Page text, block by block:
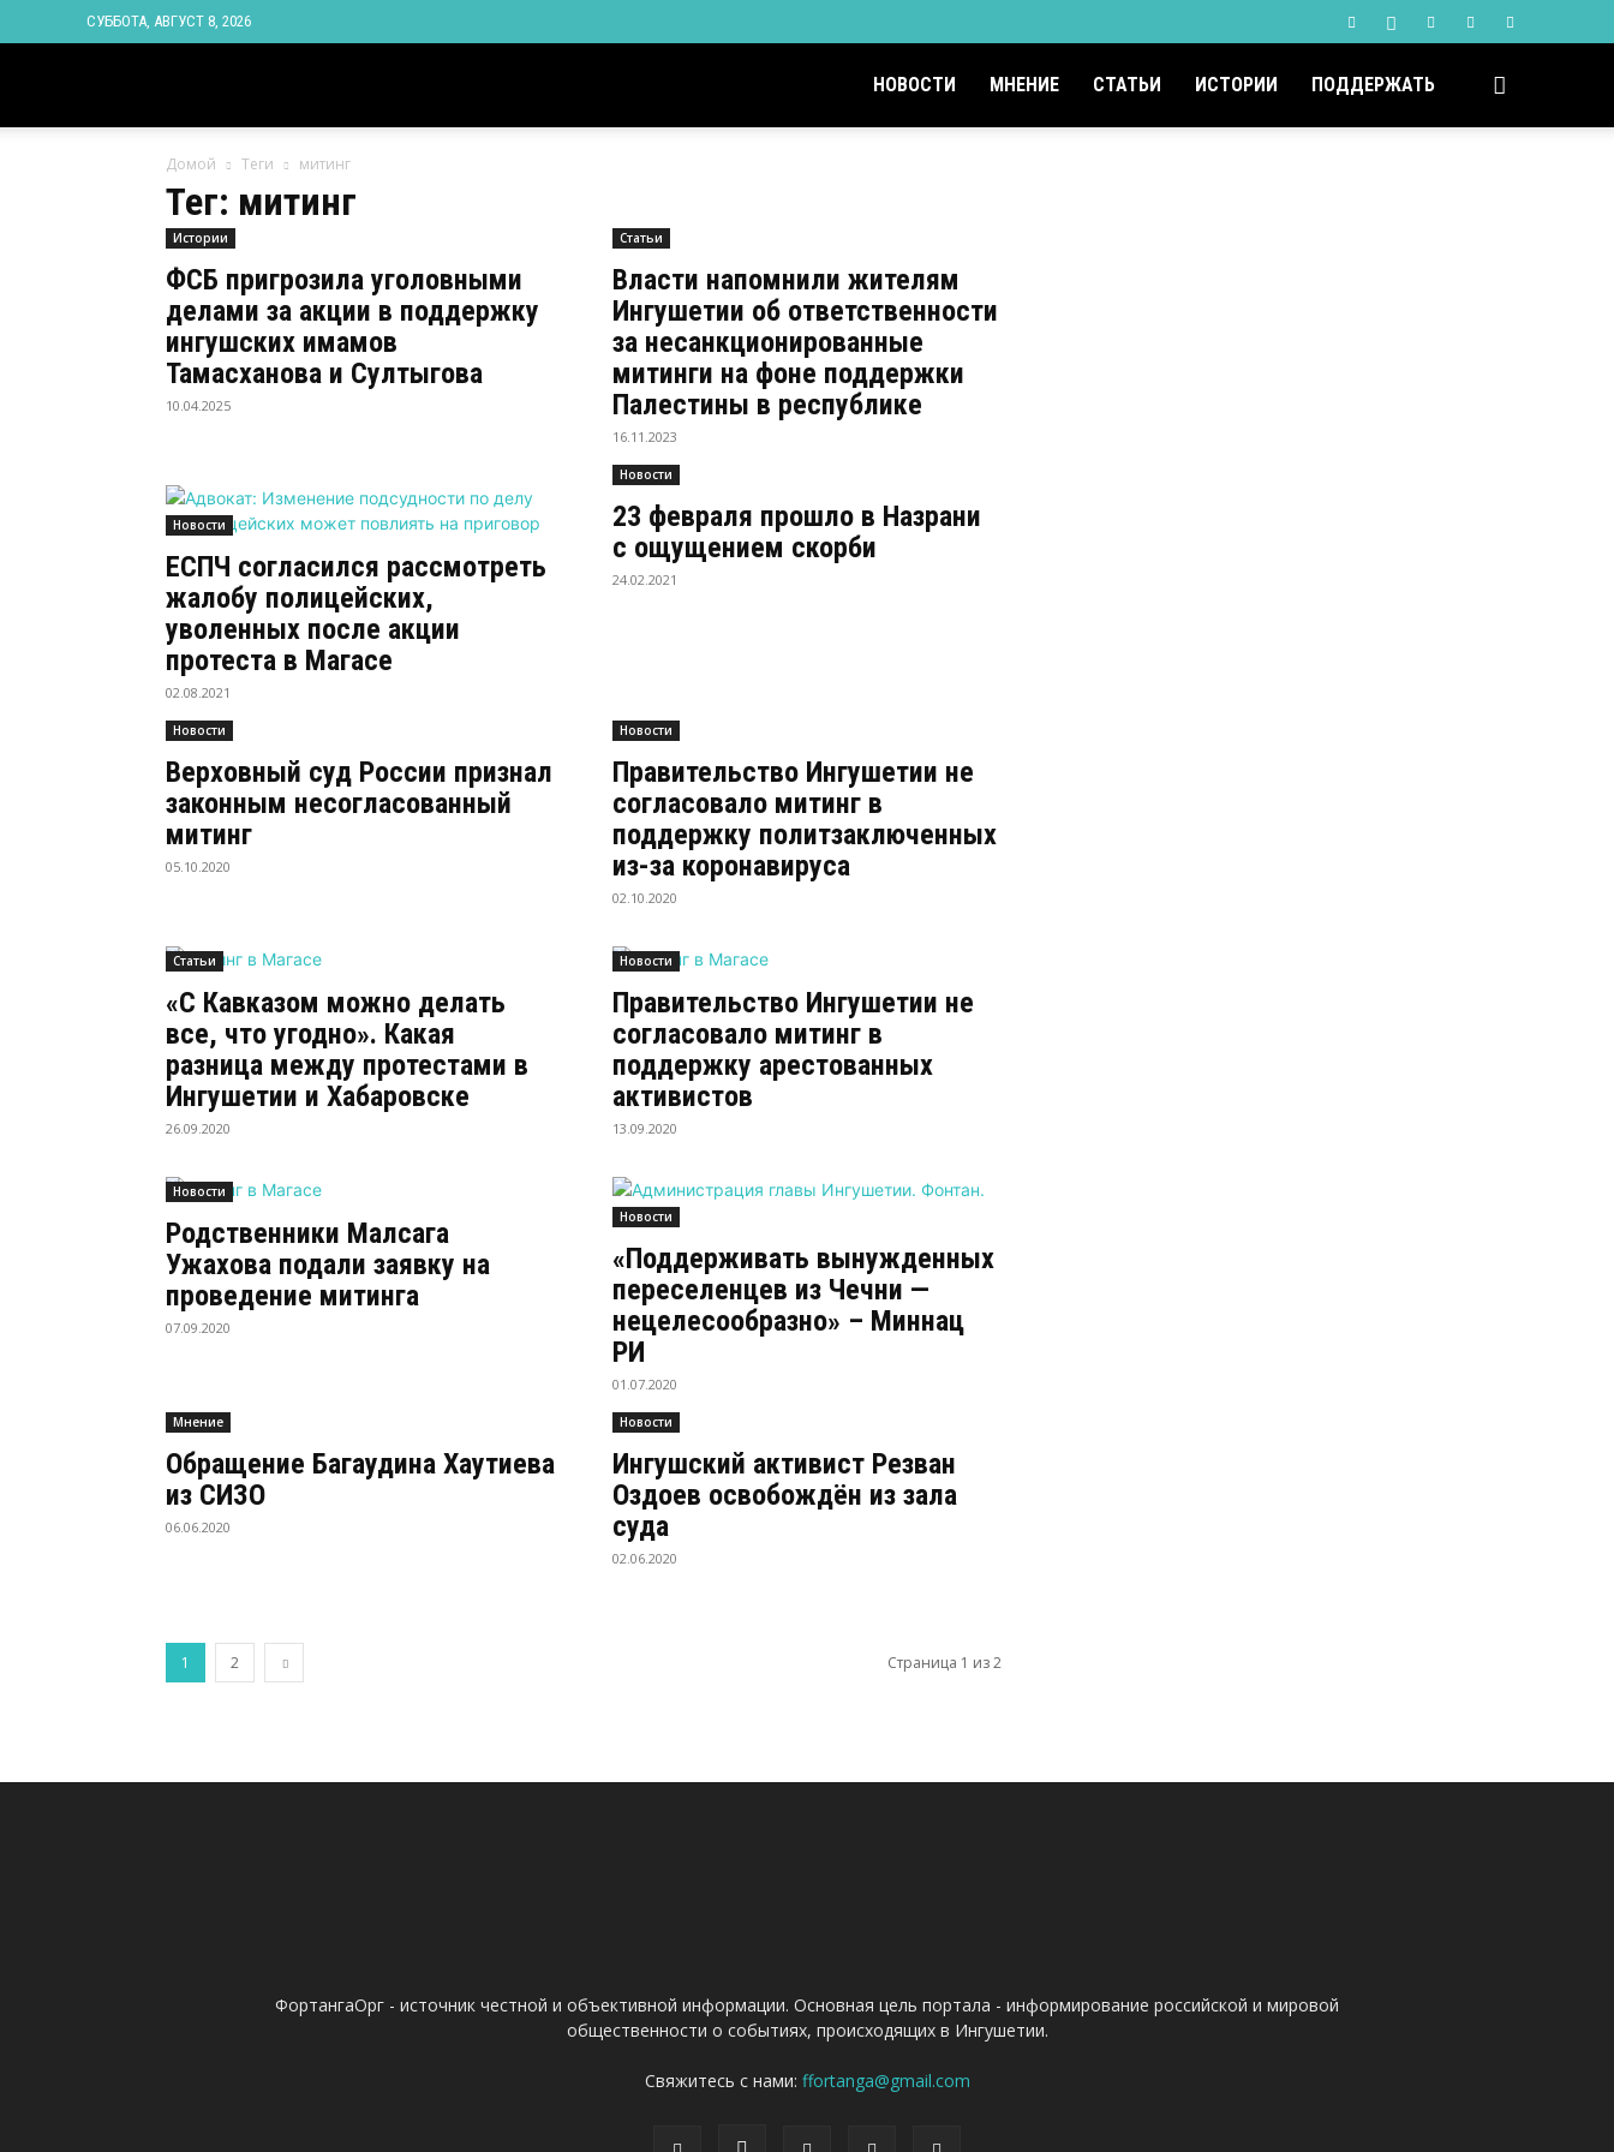
СУББОТА, АВГУСТ 8, 2026
Ингушетии
НОВОСТИ МНЕНИЕ СТАТЬИ ИСТОРИИ ПОДДЕРЖАТЬ
Домой Теги митинг
Тег: митинг
Истории
ФСБ пригрозила уголовными
делами за акции в поддержку
ингушских имамов
Тамасханова и Султыгова
10.04.2025
Статьи
Власти напомнили жителям
Ингушетии об ответственности
за несанкционированные
митинги на фоне поддержки
Палестины в республике
16.11.2023
Новости
ЕСПЧ согласился рассмотреть
жалобу полицейских,
уволенных после акции
протеста в Магасе
02.08.2021
Новости
23 февраля прошло в Назрани
с ощущением скорби
24.02.2021
Новости
Верховный суд России признал
законным несогласованный
митинг
05.10.2020
Новости
Правительство Ингушетии не
согласовало митинг в
поддержку политзаключенных
из-за коронавируса
02.10.2020
Статьи
«С Кавказом можно делать
все, что угодно». Какая
разница между протестами в
Ингушетии и Хабаровске
26.09.2020
Новости
Правительство Ингушетии не
согласовало митинг в
поддержку арестованных
активистов
13.09.2020
Новости
Родственники Малсага
Ужахова подали заявку на
проведение митинга
07.09.2020
Новости
«Поддерживать вынужденных
переселенцев из Чечни —
нецелесообразно» – Миннац
РИ
01.07.2020
Мнение
Обращение Багаудина Хаутиева
из СИЗО
06.06.2020
Новости
Ингушский активист Резван
Оздоев освобождён из зала
суда
02.06.2020
1 2 Страница 1 из 2
ФортангаОрг - источник честной и объективной информации. Основная цель портала - информирование российской и мировой
общественности о событиях, происходящих в Ингушетии.
Свяжитесь с нами: ffortanga@gmail.com